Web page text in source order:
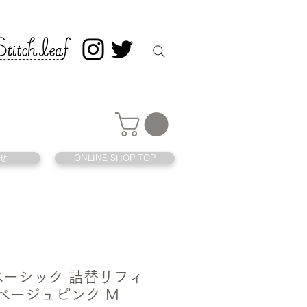
シック 詰替リフィ
ージュピンク M
ONLINE SHOP TOP